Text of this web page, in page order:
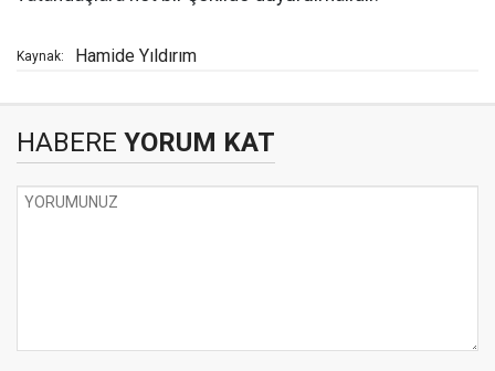
Kaynak: Hamide Yıldırım
HABERE YORUM KAT